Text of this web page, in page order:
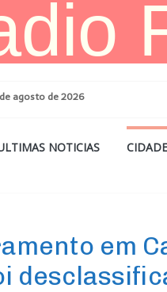
agosto de 2026
NOTICIAS CIDADE
em